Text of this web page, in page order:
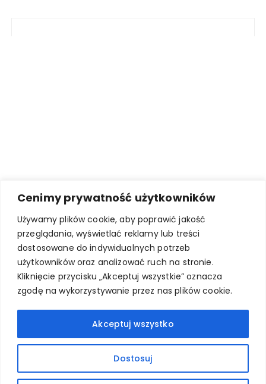
Cenimy prywatność użytkowników
Używamy plików cookie, aby poprawić jakość
przeglądania, wyświetlać reklamy lub treści
dostosowane do indywidualnych potrzeb
użytkowników oraz analizować ruch na stronie.
Kliknięcie przycisku „Akceptuj wszystkie” oznacza
zgodę na wykorzystywanie przez nas plików cookie.
Dostosuj
Akceptuj wszystko
© 2025 Świat druku 3D. Wszystkie prawa